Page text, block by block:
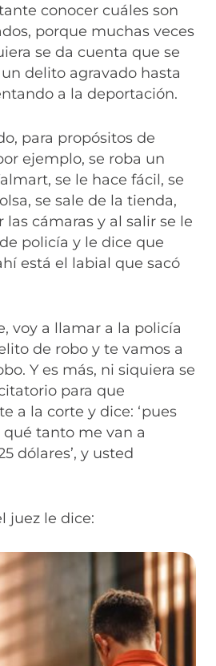
conocer cuáles son
porque muchas veces
se da cuenta que se
delito agravado hasta
a la deportación.
para propósitos de
ejemplo, se roba un
se le hace fácil, se
se sale de la tienda,
las cámaras y al salir se le
policía y le dice que
está el labial que sacó
voy a llamar a la policía
de robo y te vamos a
Y es más, ni siquiera se
para que
a la corte y dice: ‘pues
tanto me van a
dólares’, y usted
juez le dice: